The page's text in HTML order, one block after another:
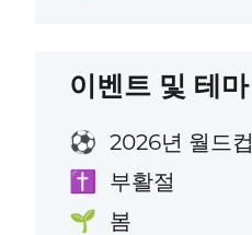
이벤트 및 테마
⚽ 2026년 월드컵
✝️ 부활절
🌱 봄